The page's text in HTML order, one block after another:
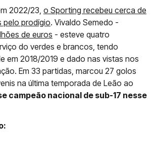
2022/23, o Sporting recebeu cerca de
pelo prodígio. Vivaldo Semedo -
de euros - esteve quatro
do verdes e brancos, tendo
em 2018/2019 e dado nas vistas nos
Em 33 partidas, marcou 27 golos
na última temporada de Leão ao
campeão nacional de sub-17 nesse